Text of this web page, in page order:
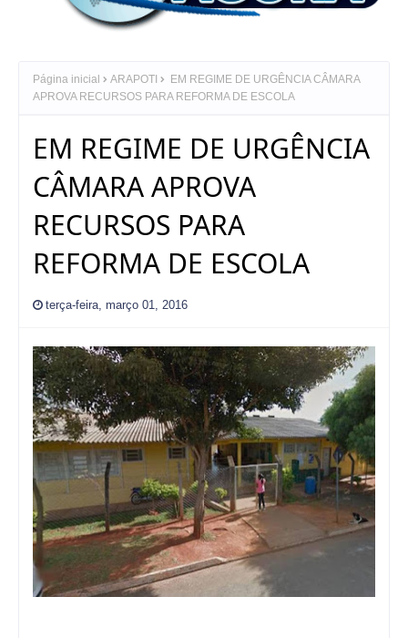
Página inicial ARAPOTI
EM REGIME DE URGÊNCIA CÂMARA
APROVA RECURSOS PARA REFORMA DE ESCOLA
EM REGIME DE URGÊNCIA
CÂMARA APROVA
RECURSOS PARA
REFORMA DE ESCOLA
terça-feira, março 01, 2016